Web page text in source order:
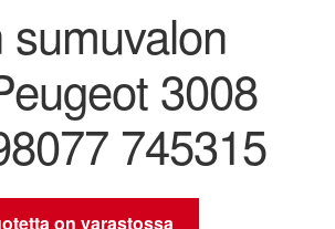
3008
745315
on varastossa